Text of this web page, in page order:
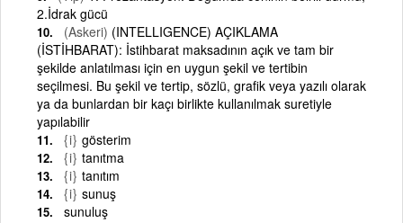
2.İdrak gücü
(Askeri) (INTELLIGENCE) AÇIKLAMA
(İSTİHBARAT): İstihbarat maksadının açık ve tam bir
şekilde anlatılması için en uygun şekil ve tertibin
seçilmesi. Bu şekil ve tertip, sözlü, grafik veya yazılı olarak
ya da bunlardan bir kaçı birlikte kullanılmak suretiyle
yapılabilir
{i} gösterim
{i} tanıtma
{i} tanıtım
{i} sunuş
sunuluş